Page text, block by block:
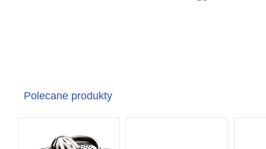
Polecane produkty